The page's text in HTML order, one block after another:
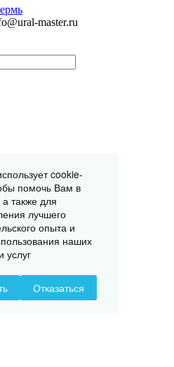
master.ru
cookie-
помочь Вам в
также для
лучшего
опыта и
наших
услуг
Отказаться